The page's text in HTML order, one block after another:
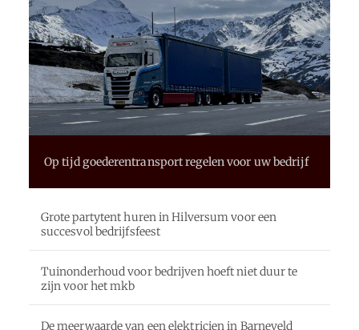
Op tijd goederentransport regelen voor uw bedrijf
Grote partytent huren in Hilversum voor een
succesvol bedrijfsfeest
Tuinonderhoud voor bedrijven hoeft niet duur te
zijn voor het mkb
De meerwaarde van een elektricien in Barneveld